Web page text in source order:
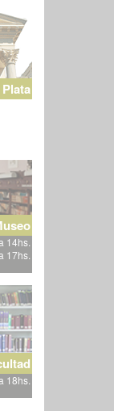
14hs.
17hs.
18hs.